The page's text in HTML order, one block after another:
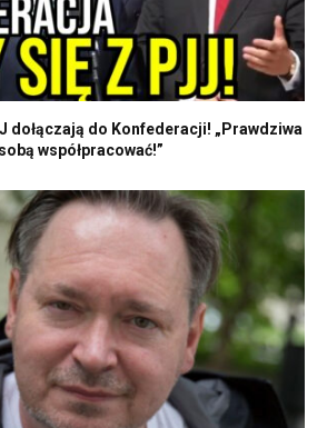
dołączają do Konfederacji! „Prawdziwa
współpracować!”